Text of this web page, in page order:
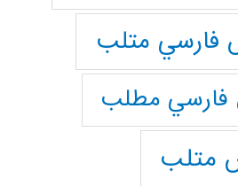
فارسي متلب
فارسي مطلب
متلب